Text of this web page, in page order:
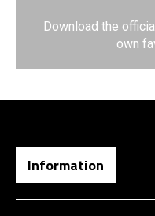
Download the
own
Information